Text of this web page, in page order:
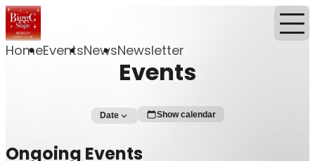
HomeEventsNewsNewsletter
Events
Date Show calendar
Ongoing Events